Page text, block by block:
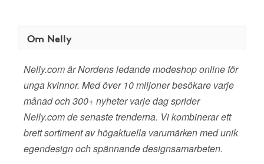
Om Nelly
Nelly.com är Nordens ledande modeshop online för
unga kvinnor. Med över 10 miljoner besökare varje
månad och 300+ nyheter varje dag sprider
Nelly.com de senaste trenderna. Vi kombinerar ett
brett sortiment av högaktuella varumärken med unik
egendesign och spännande designsamarbeten.